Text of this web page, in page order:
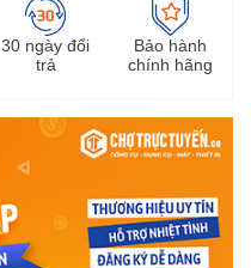
30 ngày đổi
trả
Bảo hành
chính hãng